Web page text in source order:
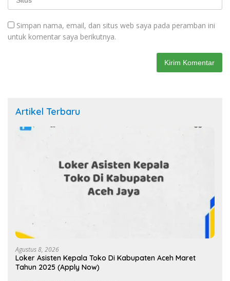
Simpan nama, email, dan situs web saya pada peramban ini
untuk komentar saya berikutnya.
Artikel Terbaru
Agustus 8, 2026
Loker Asisten Kepala Toko Di Kabupaten Aceh Maret
Tahun 2025 (Apply Now)